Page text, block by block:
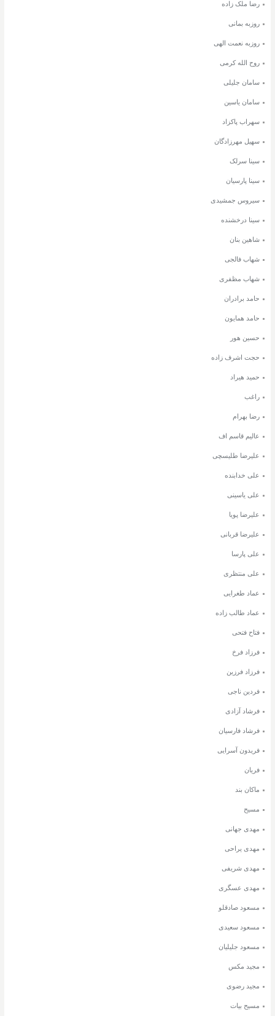
رضا ملک زاده
روزبه بمانی
روزبه نعمت الهی
روح الله کرمی
سامان جلیلی
سامان یاسین
سهراب پاکزاد
سهیل مهرزادگان
سینا سرلک
سینا پارسیان
سیروس جمشیدی
سینا درخشنده
شاهین بنان
شهاب فالجی
شهاب مظفری
حامد برادران
حامد همایون
حسین هور
حجت اشرف زاده
حمید هیراد
راغب
رضا بهرام
عالیم قاسم اف
علیرضا طلیسچی
علی خدابنده
علی یاسینی
علیرضا پویا
علیرضا قربانی
علی پارسا
علی منتظری
عماد طغرایی
عماد طالب زاده
فتاح فتحی
فرزاد فرخ
فرزاد فرزین
فردین ناجی
فرشاد آزادی
فرشاد فارسیان
فریدون آسرایی
فریان
ماکان بند
مسیح
مهدی جهانی
مهدی یراحی
مهدی شریفی
مهدی عسگری
مسعود صادقلو
مسعود سعیدی
مسعود جلیلیان
مجید مکس
مجید رضوی
مسیح بیات